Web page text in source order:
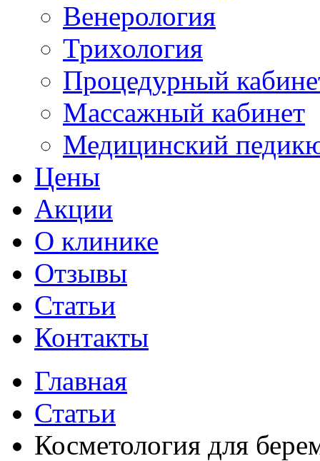
Венерология
Трихология
Процедурный
Массажный кабинет
Медицинский
Цены
Акции
О клинике
Отзывы
Статьи
Контакты
Главная
Статьи
Косметология для